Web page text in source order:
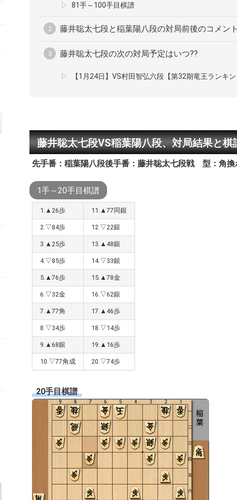
81手～100手目棋譜
藤井聡太七段と稲葉陽八段の対局前後のコメント
藤井聡太七段の次の対局予定はいつ??
【1月24日】VS村田智弘六段【第32期竜王ランキン
藤井聡太七段VS稲葉陽八段、対局結果と棋
先手番：稲葉陽八段後手番：藤井聡太七段戦 型：角換
1手～20手目棋譜
1.▲26歩 11.▲77同銀
2.▽84歩 12.▽22銀
3.▲25歩 13.▲48銀
4.▽85歩 14.▽33銀
5.▲76歩 15.▲78金
6.▽32金 16.▽62銀
7.▲77角 17.▲46歩
8.▽34歩 18.▽14歩
9.▲68銀 19.▲16歩
10.▽77角成 20.▽74歩
20手目棋譜